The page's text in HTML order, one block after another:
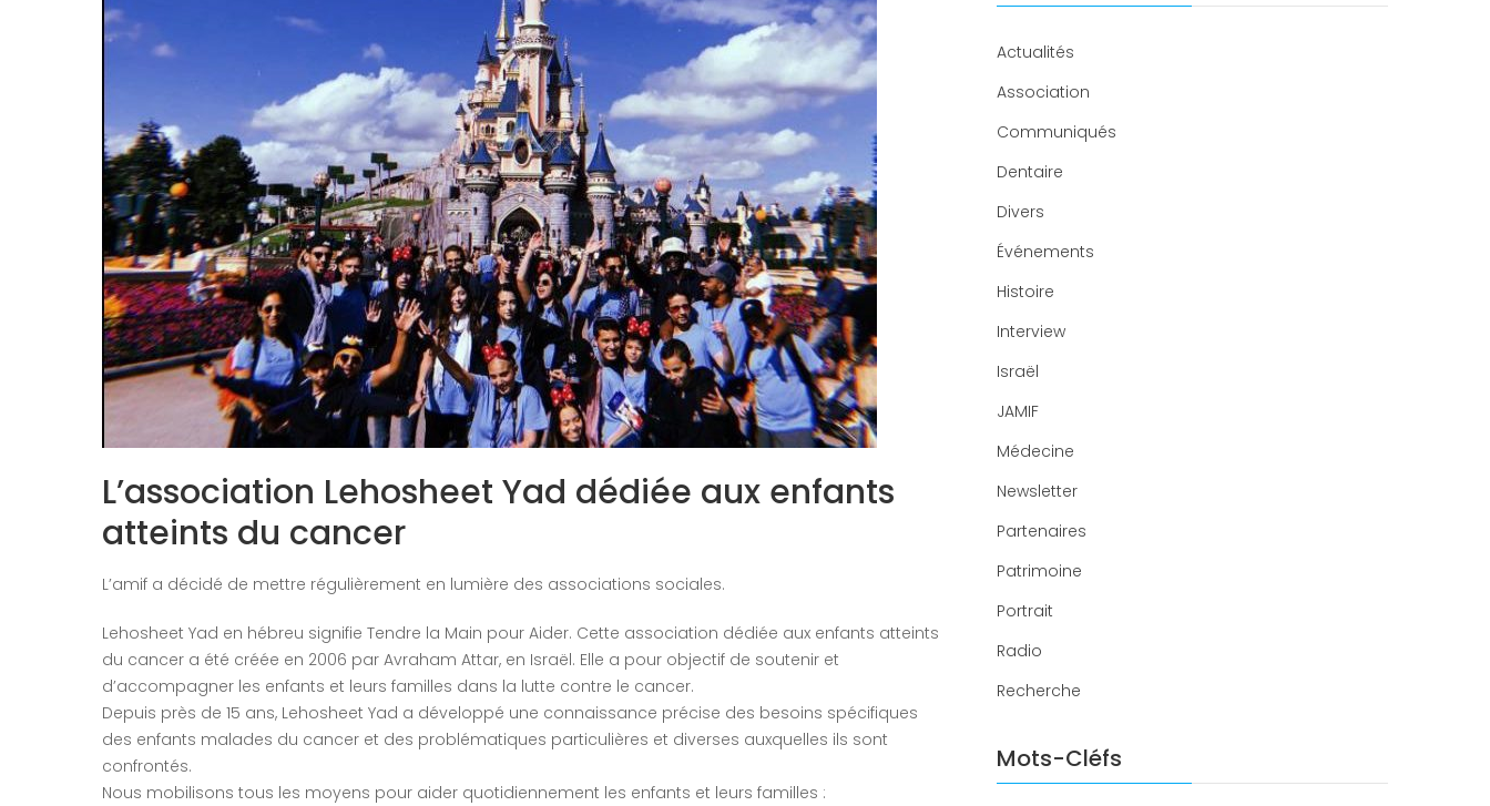
L’association Lehosheet Yad dédiée aux enfants
atteints du cancer
L’amif a décidé de mettre régulièrement en lumière des associations sociales.
Lehosheet Yad en hébreu signifie Tendre la Main pour Aider. Cette association dédiée aux enfants atteints
du cancer a été créée en 2006 par Avraham Attar, en Israël. Elle a pour objectif de soutenir et
d’accompagner les enfants et leurs familles dans la lutte contre le cancer.
Depuis près de 15 ans, Lehosheet Yad a développé une connaissance précise des besoins spécifiques
des enfants malades du cancer et des problématiques particulières et diverses auxquelles ils sont
confrontés.
Nous mobilisons tous les moyens pour aider quotidiennement les enfants et leurs familles :
Actualités
Association
Communiqués
Dentaire
Divers
Événements
Histoire
Interview
Israël
JAMIF
Médecine
Newsletter
Partenaires
Patrimoine
Portrait
Radio
Recherche
Mots-Cléfs